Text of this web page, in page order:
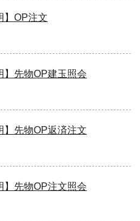
】OP注文
】先物OP建玉照会
】先物OP返済注文
】先物OP注文照会